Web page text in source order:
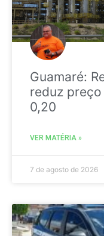
Guamaré:
reduz
0,20
VER MATÉRIA »
7 de agosto de 2026